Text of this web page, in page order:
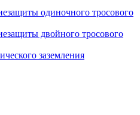
одиночного тросового
двойного тросового
заземления